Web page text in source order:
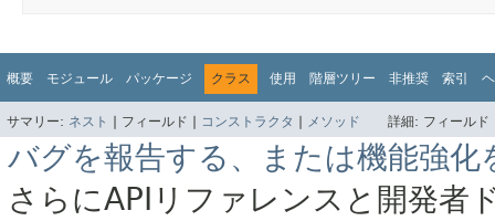
概要 モジュール パッケージ クラス 使用 階層ツリー 非推奨 索引
サマリー: ネスト | フィールド | コンストラクタ | メソッド 詳細: フィール
バグを報告する、または機能強化
さらにAPIリファレンスと開発者